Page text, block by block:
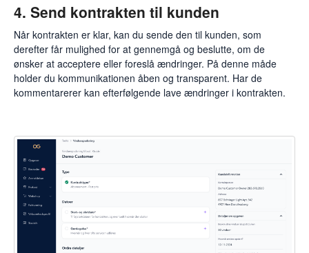
4. Send kontrakten til kunden
Når kontrakten er klar, kan du sende den til kunden, som
derefter får mulighed for at gennemgå og beslutte, om de
ønsker at acceptere eller foreslå ændringer. På denne måde
holder du kommunikationen åben og transparent. Har de
kommentarerer kan efterfølgende lave ændringer i kontrakten.